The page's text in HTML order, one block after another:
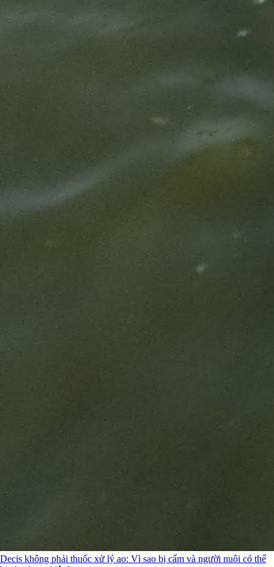
Decis không phải thuốc xử lý ao: Vì sao bị cấm và người nuôi có thể